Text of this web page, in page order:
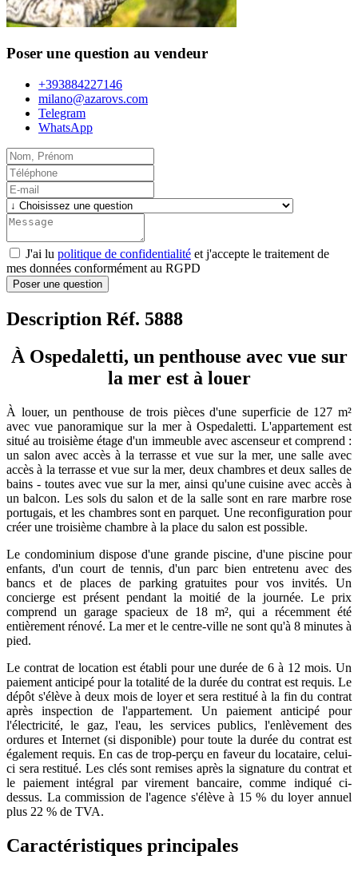
Poser une question au vendeur
+393884227146
milano@azarovs.com
Telegram
WhatsApp
J'ai lu politique de confidentialité et j'accepte le traitement de
mes données conformément au RGPD
Poser une question
Description Réf. 5888
À Ospedaletti, un penthouse avec vue sur
la mer est à louer
À louer, un penthouse de trois pièces d'une superficie de 127 m²
avec vue panoramique sur la mer à Ospedaletti. L'appartement est
situé au troisième étage d'un immeuble avec ascenseur et comprend :
un salon avec accès à la terrasse et vue sur la mer, une salle avec
accès à la terrasse et vue sur la mer, deux chambres et deux salles de
bains - toutes avec vue sur la mer, ainsi qu'une cuisine avec accès à
un balcon. Les sols du salon et de la salle sont en rare marbre rose
portugais, et les chambres sont en parquet. Une reconfiguration pour
créer une troisième chambre à la place du salon est possible.
Le condominium dispose d'une grande piscine, d'une piscine pour
enfants, d'un court de tennis, d'un parc bien entretenu avec des
bancs et de places de parking gratuites pour vos invités. Un
concierge est présent pendant la moitié de la journée. Le prix
comprend un garage spacieux de 18 m², qui a récemment été
entièrement rénové. La mer et le centre-ville ne sont qu'à 8 minutes à
pied.
Le contrat de location est établi pour une durée de 6 à 12 mois. Un
paiement anticipé pour la totalité de la durée du contrat est requis. Le
dépôt s'élève à deux mois de loyer et sera restitué à la fin du contrat
après inspection de l'appartement. Un paiement anticipé pour
l'électricité, le gaz, l'eau, les services publics, l'enlèvement des
ordures et Internet (si disponible) pour toute la durée du contrat est
également requis. En cas de trop-perçu en faveur du locataire, celui-
ci sera restitué. Les clés sont remises après la signature du contrat et
le paiement intégral par virement bancaire, comme indiqué ci-
dessus. La commission de l'agence s'élève à 15 % du loyer annuel
plus 22 % de TVA.
Caractéristiques principales